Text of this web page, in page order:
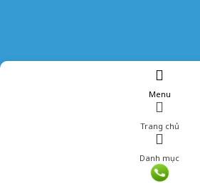
Menu
Trang chủ
Danh mục